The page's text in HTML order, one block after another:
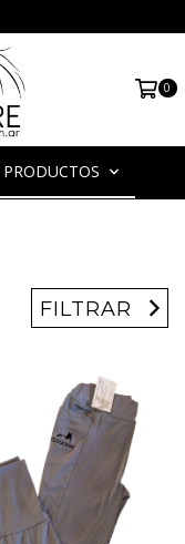
0
PRODUCTOS
FILTRAR